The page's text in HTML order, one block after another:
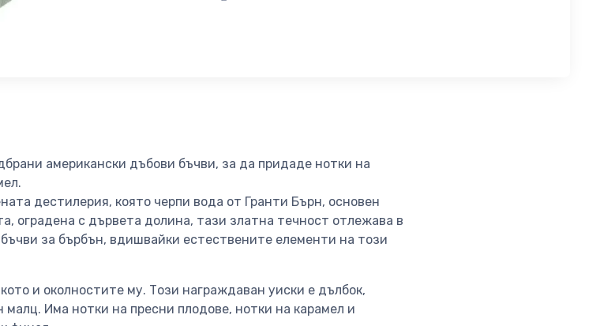
американски дъбови бъчви, за да придаде нотки на
дестилерия, която черпи вода от Гранти Бърн, основен
оградена с дървета долина, тази златна течност отлежава в
за бърбън, вдишвайки естествените елементи на този
и околностите му. Този награждаван уиски е дълбок,
Има нотки на пресни плодове, нотки на карамел и